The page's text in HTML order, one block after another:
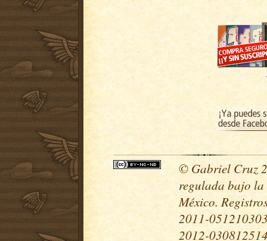
© Gabriel Cruz
regulada bajo la
México.
2011-
2012-